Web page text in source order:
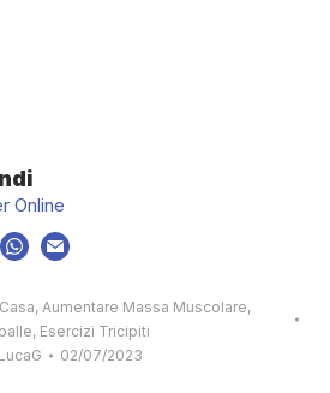
Online
, Aumentare Massa Muscolare,
, Esercizi Tricipiti
LucaG 02/07/2023